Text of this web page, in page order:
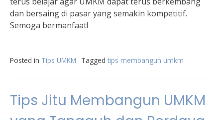
dan bersaing di pasar yang semakin kompetitif.
Semoga bermanfaat!
Posted in Tips UMKM Tagged tips membangun umkm
Tips Jitu Membangun UMKM